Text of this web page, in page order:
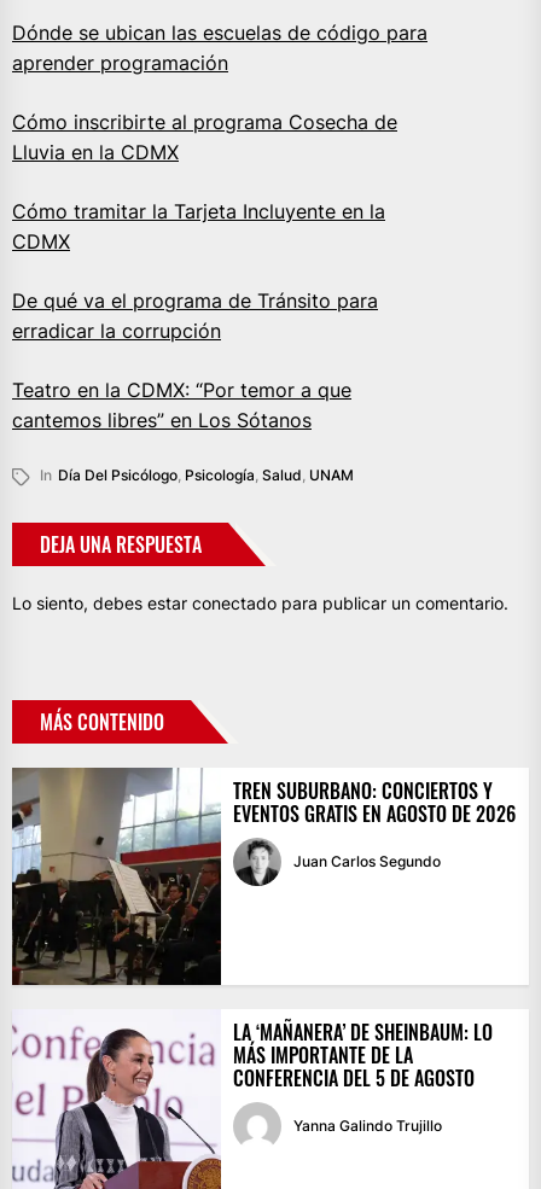
Dónde se ubican las escuelas de código para
aprender programación
Cómo inscribirte al programa Cosecha de
Lluvia en la CDMX
Cómo tramitar la Tarjeta Incluyente en la
CDMX
De qué va el programa de Tránsito para
erradicar la corrupción
Teatro en la CDMX: “Por temor a que
cantemos libres” en Los Sótanos
In Día Del Psicólogo, Psicología, Salud, UNAM
DEJA UNA RESPUESTA
Lo siento, debes estar conectado para publicar un comentario.
MÁS CONTENIDO
TREN SUBURBANO: CONCIERTOS Y
EVENTOS GRATIS EN AGOSTO DE 2026
Juan Carlos Segundo
LA ‘MAÑANERA’ DE SHEINBAUM: LO
MÁS IMPORTANTE DE LA
CONFERENCIA DEL 5 DE AGOSTO
Yanna Galindo Trujillo